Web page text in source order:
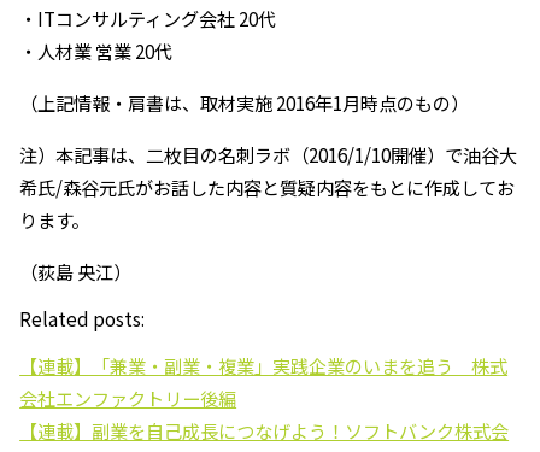
・ITコンサルティング会社 20代
・人材業 営業 20代
（上記情報・肩書は、取材実施 2016年1月時点のもの）
注）本記事は、二枚目の名刺ラボ（2016/1/10開催）で油谷大
希氏/森谷元氏がお話した内容と質疑内容をもとに作成してお
ります。
（荻島 央江）
Related posts:
【連載】「兼業・副業・複業」実践企業のいまを追う 株式
会社エンファクトリー後編
【連載】副業を自己成長につなげよう！ソフトバンク株式会